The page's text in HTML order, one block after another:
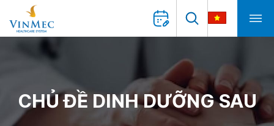
CHỦ ĐỀ DINH DƯỠNG SAU